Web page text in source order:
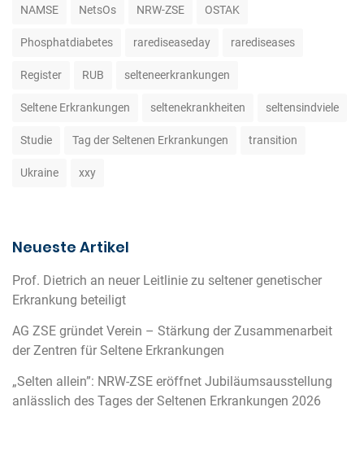
NAMSE NetsOs NRW-ZSE OSTAK
Phosphatdiabetes rarediseaseday rarediseases
Register RUB selteneerkrankungen
Seltene Erkrankungen seltenekrankheiten seltensindviele
Studie Tag der Seltenen Erkrankungen transition
Ukraine xxy
Neueste Artikel
Prof. Dietrich an neuer Leitlinie zu seltener genetischer
Erkrankung beteiligt
AG ZSE gründet Verein – Stärkung der Zusammenarbeit
der Zentren für Seltene Erkrankungen
„Selten allein”: NRW-ZSE eröffnet Jubiläumsausstellung
anlässlich des Tages der Seltenen Erkrankungen 2026